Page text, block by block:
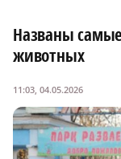
Названы
животных
11:03, 04.05.2026